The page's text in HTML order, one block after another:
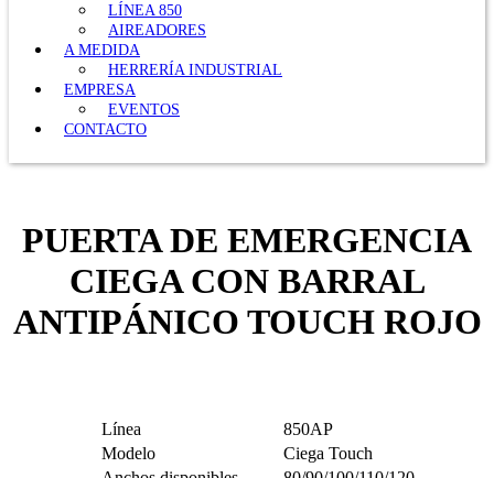
LÍNEA 850
AIREADORES
A MEDIDA
HERRERÍA INDUSTRIAL
EMPRESA
EVENTOS
CONTACTO
PUERTA DE EMERGENCIA
CIEGA CON BARRAL
ANTIPÁNICO TOUCH ROJO
Línea
850AP
Modelo
Ciega Touch